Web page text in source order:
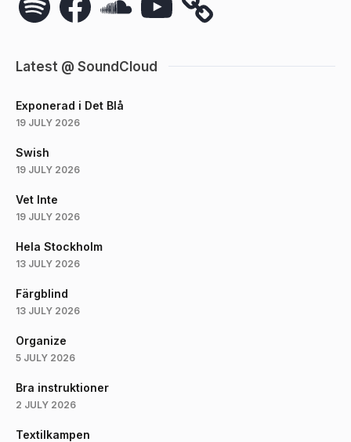
Latest @ SoundCloud
Exponerad i Det Blå
19 JULY 2026
Swish
19 JULY 2026
Vet Inte
19 JULY 2026
Hela Stockholm
13 JULY 2026
Färgblind
13 JULY 2026
Organize
5 JULY 2026
Bra instruktioner
2 JULY 2026
Textilkampen